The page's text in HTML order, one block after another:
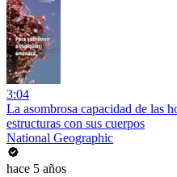
3:04
La asombrosa capacidad de las
estructuras con sus cuerpos
National Geographic
hace 5 años